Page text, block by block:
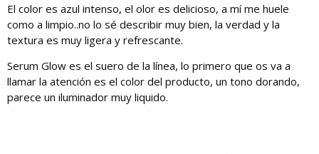
El color es azul intenso, el olor es delicioso, a mí me huele
como a limpio..no lo sé describir muy bien, la verdad y la
textura es muy ligera y refrescante.
Serum Glow es el suero de la línea, lo primero que os va a
llamar la atención es el color del producto, un tono dorando,
parece un iluminador muy liquido.